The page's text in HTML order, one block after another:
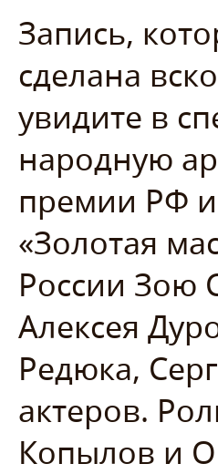
Запись,
сделана
увидите в
народную
премии РФ
«Золотая
России Зою
Алексея
Редюка,
актеров.
Копылов и